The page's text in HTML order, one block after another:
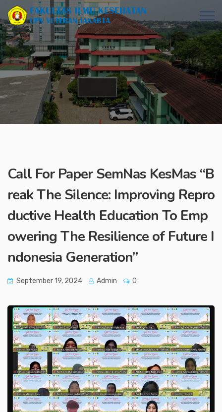
Call For Paper SemNas KesMas “B
reak The Silence: Improving Repro
ductive Health Education To Emp
owering The Resilience of Future I
ndonesia Generation”
September 19, 2024 Admin 0